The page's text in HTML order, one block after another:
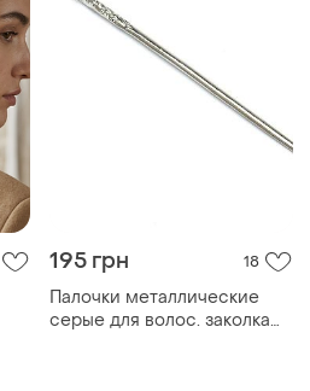
195 грн 18
Палочки металлические
серые для волос. заколка